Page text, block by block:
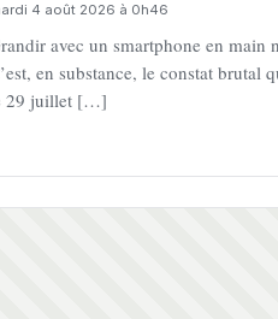
4 août 2026 à 0h46
avec un smartphone en main
en substance, le constat brutal
29 juillet […]